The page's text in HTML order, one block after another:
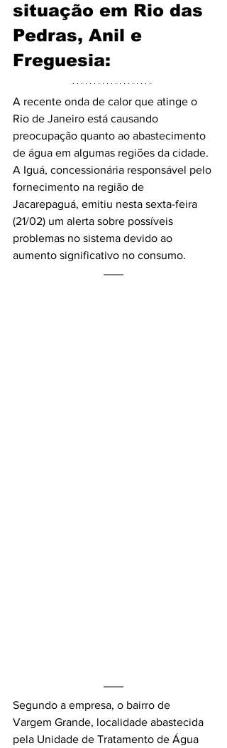
situação em Rio das
Pedras, Anil e
Freguesia:
A recente onda de calor que atinge o
Rio de Janeiro está causando
preocupação quanto ao abastecimento
de água em algumas regiões da cidade.
A Iguá, concessionária responsável pelo
fornecimento na região de
Jacarepaguá, emitiu nesta sexta-feira
(21/02) um alerta sobre possíveis
problemas no sistema devido ao
aumento significativo no consumo.
Segundo a empresa, o bairro de
Vargem Grande, localidade abastecida
pela Unidade de Tratamento de Água